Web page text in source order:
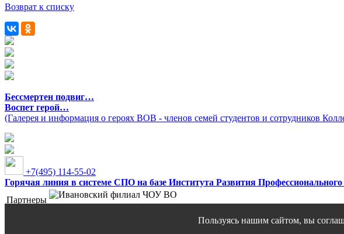
Возврат к списку
Бессмертен подвиг…
Воспет герой…
(Галерея и информация о героях ВОВ - членов семей студентов и сотрудников
+7(495) 114-55-02
Горячая линия в системе СПО на базе Института Развития
Партнеры
Ивановский филиал ЧОУ ВО "Институт управления"
Сайт использует файлы cookies и другие сервисы сбора технических данных его
ЧПОУ "Ивановский колледж управления и права"
Пользуясь нашим сайтом, вы